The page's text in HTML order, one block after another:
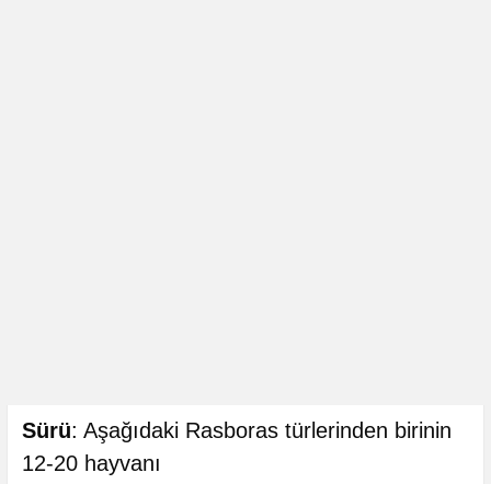
Sürü: Aşağıdaki Rasboras türlerinden birinin
12-20 hayvanı